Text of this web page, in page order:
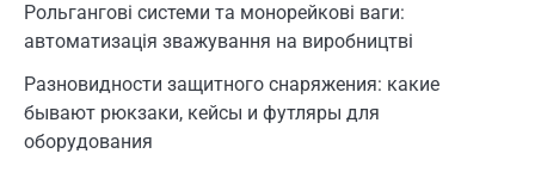
Рольгангові системи та монорейкові ваги:
автоматизація зважування на виробництві
Разновидности защитного снаряжения: какие
бывают рюкзаки, кейсы и футляры для
оборудования